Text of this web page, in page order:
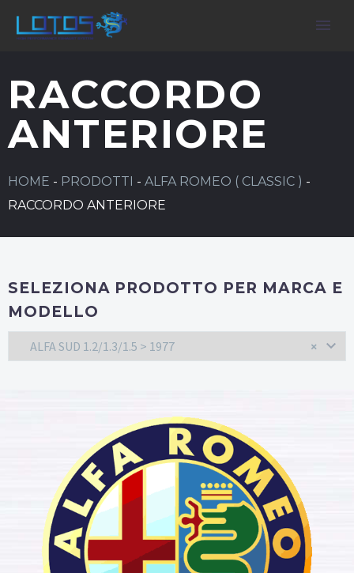
RACCORDO
ANTERIORE
HOME - PRODOTTI - ALFA ROMEO ( CLASSIC ) -
RACCORDO ANTERIORE
SELEZIONA PRODOTTO PER MARCA E
MODELLO
×
ALFA SUD 1.2/1.3/1.5 > 1977